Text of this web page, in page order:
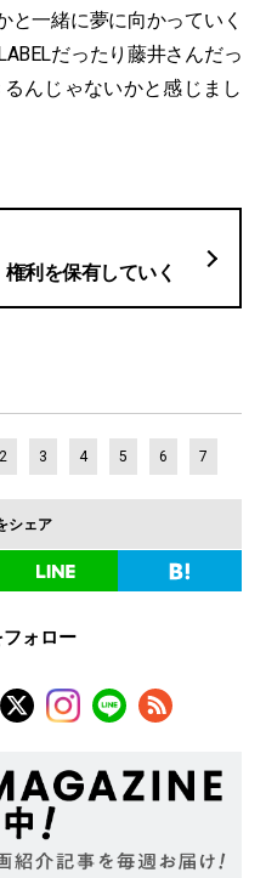
と一緒に夢に向かっていく
だったり藤井さんだっ
んじゃないかと感じまし
利を保有していく
2 3 4 5 6 7
シェア
ォロー